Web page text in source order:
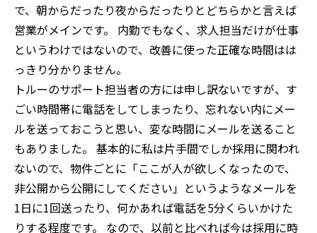
で、朝からだったり夜からだったりとどちらかと言えば
営業がメインです。 内勤でもなく、求人担当だけが仕事
というわけではないので、改善に使った正確な時間はは
っきり分かりません。
トルーのサポート担当者の方には申し訳ないですが、す
ごい時間帯に電話をしてしまったり、忘れない内にメー
ルを送っておこうと思い、変な時間にメールを送ること
もありました。 基本的に私は片手間でしか採用に関われ
ないので、物件ごとに「ここが人が欲しくなったので、
非公開から公開にしてください」というようなメールを
1日に1回送ったり、何かあれば電話を5分くらいかけた
りする程度です。 なので、以前と比べれば今は採用に時